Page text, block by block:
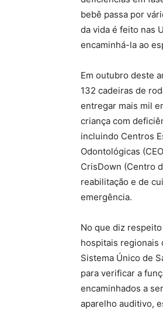
bebê passa por
da vida é feito nas
encaminhá-la ao
Em outubro deste
132 cadeiras de
entregar mais mil
criança com
incluindo Centros
Odontológicas
CrisDown (Centro
reabilitação e de
emergência.
No que diz
hospitais regionais
Sistema Único de
para verificar a
encaminhados a
aparelho auditivo,